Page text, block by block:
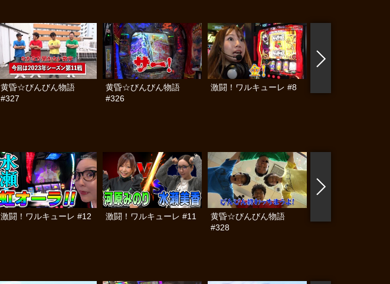
黄昏☆びんびん物語
#327
黄昏☆びんびん物語
#326
激闘！ワルキューレ #8
激闘！ワルキューレ #12 激闘！ワルキューレ #11
黄昏☆びんびん物語
#328